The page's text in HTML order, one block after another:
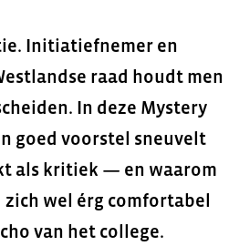
Initiatiefnemer en
raad houdt men
In deze Mystery
goed voorstel sneuvelt
als kritiek — en waarom
zich wel érg comfortabel
van het college.